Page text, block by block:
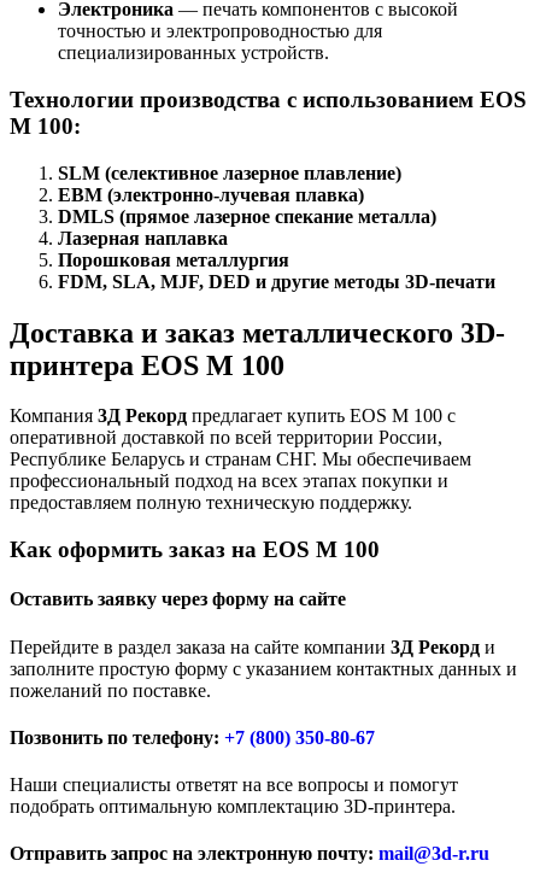
Электроника — печать компонентов с высокой
точностью и электропроводностью для
специализированных устройств.
Технологии производства с использованием EOS
M 100:
SLM (селективное лазерное плавление)
EBM (электронно-лучевая плавка)
DMLS (прямое лазерное спекание металла)
Лазерная наплавка
Порошковая металлургия
FDM, SLA, MJF, DED и другие методы 3D-печати
Доставка и заказ металлического 3D-
принтера EOS M 100
Компания 3Д Рекорд предлагает купить EOS M 100 с
оперативной доставкой по всей территории России,
Республике Беларусь и странам СНГ. Мы обеспечиваем
профессиональный подход на всех этапах покупки и
предоставляем полную техническую поддержку.
Как оформить заказ на EOS M 100
Оставить заявку через форму на сайте
Перейдите в раздел заказа на сайте компании 3Д Рекорд и
заполните простую форму с указанием контактных данных и
пожеланий по поставке.
Позвонить по телефону: +7 (800) 350-80-67
Наши специалисты ответят на все вопросы и помогут
подобрать оптимальную комплектацию 3D-принтера.
Отправить запрос на электронную почту: mail@3d-r.ru